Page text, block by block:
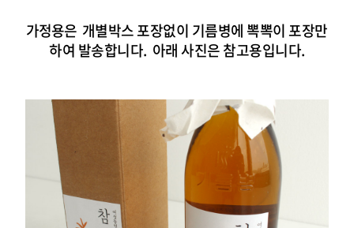
가정용은 개별박스포장없이 기름병에 뽁뽁이 포장만
하여 발송합니다. 아래 사진은 참고용입니다.